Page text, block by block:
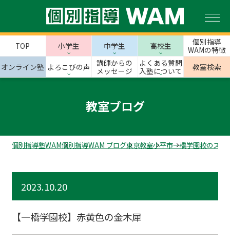
TOP 小学生 中学生 高校生
個別指導
WAMの特徴
オンライン塾 よろこびの声
講師からの
メッセージ
よくある質問
入塾について
教室検索
教室ブログ
個別指導塾WAM個別指導WAM ブログ東京教室小平市一橋学園校のスタ
2023.10.20
【一橋学園校】赤黄色の金木犀